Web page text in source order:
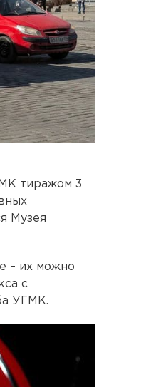
тиражом 3
Музея
– их можно
с
УГМК.